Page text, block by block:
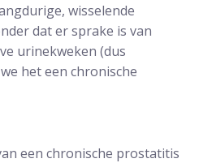
wisselende
dat er sprake is van
urinekweken (dus
het een chronische
een chronische prostatitis